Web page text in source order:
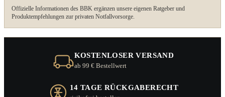
Offizielle Informationen des BBK ergänzen unsere eigenen Ratgeber und
Produktempfehlungen zur privaten Notfallvorsorge.
KOSTENLOSER VERSAND
ab 99 € Bestellwert
14 TAGE RÜCKGABERECHT